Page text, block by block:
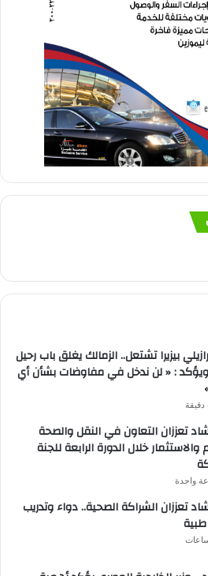
بيزيرا تشتعل.. الزمالك يغلق باب رحيل
ويؤكد : « لن ندخل في مفاوضات بشأن أي
تعززان التعاون في النقل والصحة
والاستثمار خلال الدورة الرابعة للجنة
واحدة
تعززان الشراكة الصحية.. دواء وتدريب